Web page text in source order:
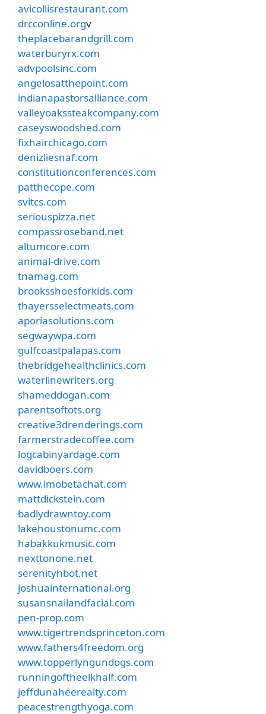
avicollisrestaurant.com
drcconline.orgv
theplacebarandgrill.com
waterburyrx.com
advpoolsinc.com
angelosatthepoint.com
indianapastorsalliance.com
valleyoakssteakcompany.com
caseyswoodshed.com
fixhairchicago.com
denizliesnaf.com
constitutionconferences.com
patthecope.com
svitcs.com
seriouspizza.net
compassroseband.net
altumcore.com
animal-drive.com
tnamag.com
brooksshoesforkids.com
thayersselectmeats.com
aporiasolutions.com
segwaywpa.com
gulfcoastpalapas.com
thebridgehealthclinics.com
waterlinewriters.org
shameddogan.com
parentsoftots.org
creative3drenderings.com
farmerstradecoffee.com
logcabinyardage.com
davidboers.com
www.imobetachat.com
mattdickstein.com
badlydrawntoy.com
lakehoustonumc.com
habakkukmusic.com
nexttonone.net
serenityhbot.net
joshuainternational.org
susansnailandfacial.com
pen-prop.com
www.tigertrendsprinceton.com
www.fathers4freedom.org
www.topperlyngundogs.com
runningoftheelkhalf.com
jeffdunaheerealty.com
peacestrengthyoga.com